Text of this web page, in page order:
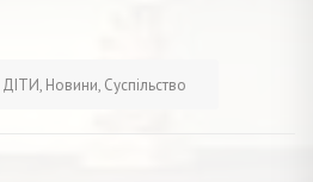
ДІТИ, Новини, Суспільство